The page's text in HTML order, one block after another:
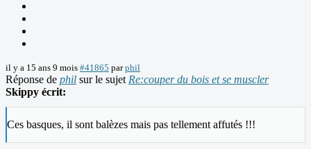
il y a 15 ans 9 mois #41865 parphil
Réponse de phil sur le sujet Re:couper du bois et se muscler
Skippy écrit:
Ces basques, il sont balèzes mais pas tellement affutés !!!